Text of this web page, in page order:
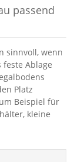
passend
sinnvoll, wenn
Ablage
Platz
Beispiel für
kleine